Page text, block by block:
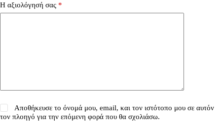
Η αξιολόγησή σας *
Αποθήκευσε το όνομά μου, email, και τον ιστότοπο μου σε αυτόν
τον πλοηγό για την επόμενη φορά που θα σχολιάσω.